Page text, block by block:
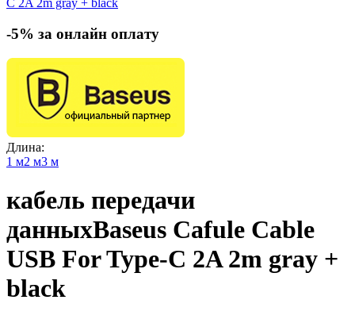
-5% за онлайн оплату
Длина:
1 м2 м3 м
кабель передачи
данныхBaseus Cafule Cable
USB For Type-C 2A 2m gray +
black